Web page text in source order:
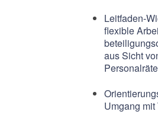
Leitfaden-
flexible
aus Sicht
Umgang